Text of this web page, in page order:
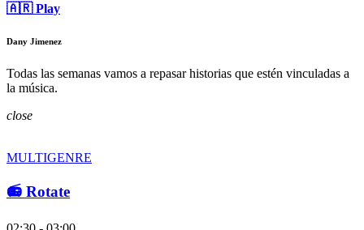
🇦🇷 Play
Dany Jimenez
Todas las semanas vamos a repasar historias que estén vinculadas a
la música.
close
MULTIGENRE
📻 Rotate